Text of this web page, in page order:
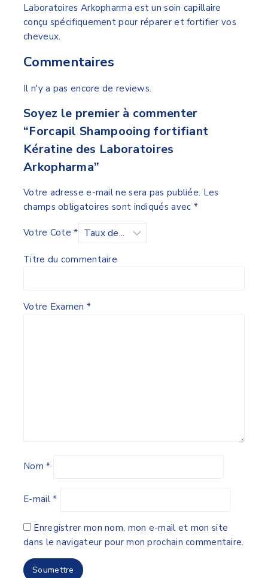
Laboratoires Arkopharma est un soin capillaire
conçu spécifiquement pour réparer et fortifier vos
cheveux.
Commentaires
Il n'y a pas encore de reviews.
Soyez le premier à commenter
“Forcapil Shampooing fortifiant
Kératine des Laboratoires
Arkopharma”
Votre adresse e-mail ne sera pas publiée. Les
champs obligatoires sont indiqués avec *
Votre Cote*
Titre du commentaire
Votre Examen *
Nom*
E-mail*
Enregistrer mon nom, mon e-mail et mon site
dans le navigateur pour mon prochain commentaire.